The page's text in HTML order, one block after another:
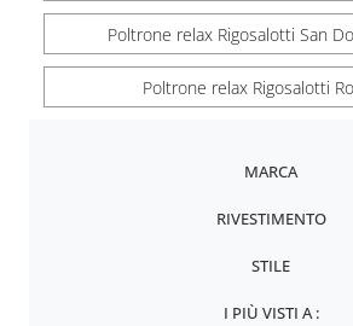
Poltrone relax Rigosalotti San
Poltrone relax Rigosalotti
MARCA
RIVESTIMENTO
STILE
I PIÙ VISTI A :